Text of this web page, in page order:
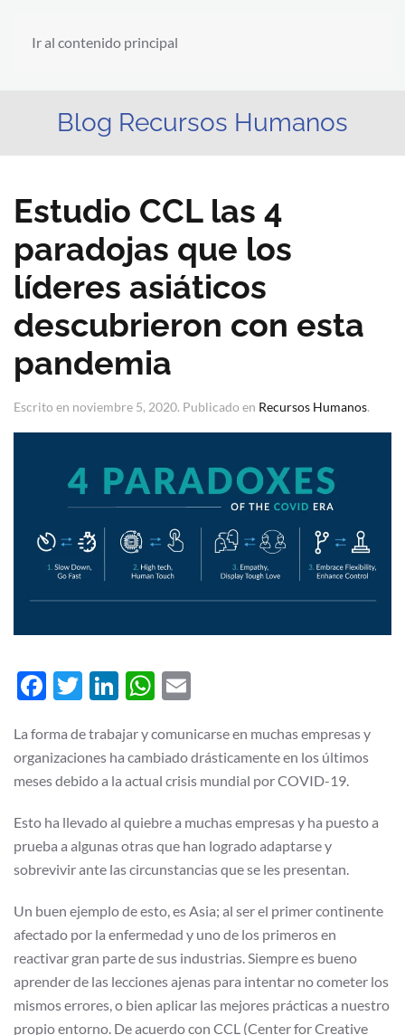
Ir al contenido principal
Blog Recursos Humanos
Estudio CCL las 4
paradojas que los
líderes asiáticos
descubrieron con esta
pandemia
Escrito en noviembre 5, 2020. Publicado en Recursos Humanos.
Facebook
Twitter
LinkedIn
WhatsApp
La forma de trabajar y comunicarse en muchas empresas y
organizaciones ha cambiado drásticamente en los últimos
meses debido a la actual crisis mundial por COVID-19.
Esto ha llevado al quiebre a muchas empresas y ha puesto a
prueba a algunas otras que han logrado adaptarse y
sobrevivir ante las circunstancias que se les presentan.
Un buen ejemplo de esto, es Asia; al ser el primer continente
afectado por la enfermedad y uno de los primeros en
reactivar gran parte de sus industrias. Siempre es bueno
aprender de las lecciones ajenas para intentar no cometer los
mismos errores, o bien aplicar las mejores prácticas a nuestro
propio entorno. De acuerdo con CCL (Center for Creative